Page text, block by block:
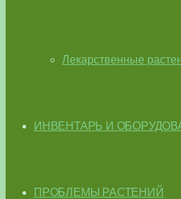
Лекарственные
ИНВЕНТАРЬ И
ПРОБЛЕМЫ РАСТЕНИЙ